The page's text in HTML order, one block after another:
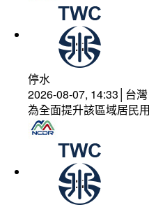
停水
2026-08-07, 14:33│台
為全面提升該區域居民